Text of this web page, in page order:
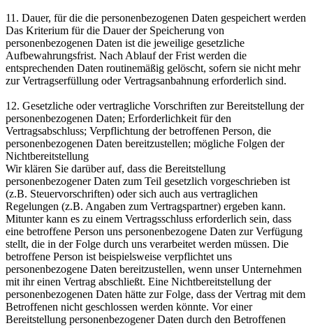
11. Dauer, für die die personenbezogenen Daten gespeichert werden
Das Kriterium für die Dauer der Speicherung von
personenbezogenen Daten ist die jeweilige gesetzliche
Aufbewahrungsfrist. Nach Ablauf der Frist werden die
entsprechenden Daten routinemäßig gelöscht, sofern sie nicht mehr
zur Vertragserfüllung oder Vertragsanbahnung erforderlich sind.
12. Gesetzliche oder vertragliche Vorschriften zur Bereitstellung der
personenbezogenen Daten; Erforderlichkeit für den
Vertragsabschluss; Verpflichtung der betroffenen Person, die
personenbezogenen Daten bereitzustellen; mögliche Folgen der
Nichtbereitstellung
Wir klären Sie darüber auf, dass die Bereitstellung
personenbezogener Daten zum Teil gesetzlich vorgeschrieben ist
(z.B. Steuervorschriften) oder sich auch aus vertraglichen
Regelungen (z.B. Angaben zum Vertragspartner) ergeben kann.
Mitunter kann es zu einem Vertragsschluss erforderlich sein, dass
eine betroffene Person uns personenbezogene Daten zur Verfügung
stellt, die in der Folge durch uns verarbeitet werden müssen. Die
betroffene Person ist beispielsweise verpflichtet uns
personenbezogene Daten bereitzustellen, wenn unser Unternehmen
mit ihr einen Vertrag abschließt. Eine Nichtbereitstellung der
personenbezogenen Daten hätte zur Folge, dass der Vertrag mit dem
Betroffenen nicht geschlossen werden könnte. Vor einer
Bereitstellung personenbezogener Daten durch den Betroffenen